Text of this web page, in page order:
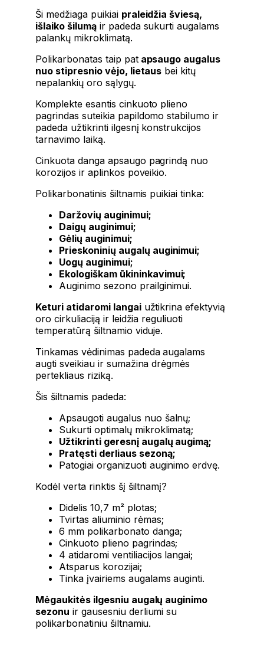
Ši medžiaga puikiai praleidžia šviesą,
išlaiko šilumąir padeda sukurti augalams
palankų mikroklimatą.
Polikarbonatas taip patapsaugo augalus
nuo stipresnio vėjo, lietaus bei kitų
nepalankių oro sąlygų.
Komplekte esantis cinkuoto plieno
pagrindas suteikia papildomo stabilumo ir
padeda užtikrinti ilgesnį konstrukcijos
tarnavimo laiką.
Cinkuota danga apsaugo pagrindą nuo
korozijos ir aplinkos poveikio.
Polikarbonatinis šiltnamis puikiai tinka:
Daržovių auginimui;
Daigų auginimui;
Gėlių auginimui;
Prieskoninių augalų auginimui;
Uogų auginimui;
Ekologiškam ūkininkavimui;
Auginimo sezono prailginimui.
Keturi atidaromi langaiužtikrina efektyvią
oro cirkuliaciją ir leidžia reguliuoti
temperatūrą šiltnamio viduje.
Tinkamas vėdinimas padeda augalams
augti sveikiau ir sumažina drėgmės
pertekliaus riziką.
Šis šiltnamis padeda:
Apsaugoti augalus nuo šalnų;
Sukurti optimalų mikroklimatą;
Užtikrinti geresnį augalų augimą;
Pratęsti derliaus sezoną;
Patogiai organizuoti auginimo erdvę.
Kodėl verta rinktis šį šiltnamį?
Didelis 10,7 m² plotas;
Tvirtas aliuminio rėmas;
6 mm polikarbonato danga;
Cinkuoto plieno pagrindas;
4 atidaromi ventiliacijos langai;
Atsparus korozijai;
Tinka įvairiems augalams auginti.
Mėgaukitės ilgesniu augalų auginimo
sezonu ir gausesniu derliumi su
polikarbonatiniu šiltnamiu.